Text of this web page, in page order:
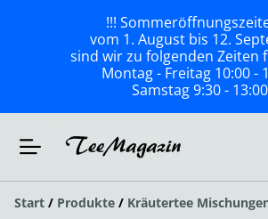
!!!
vom 1. August bis 12.
sind wir zu folgenden Zeiten
Montag - Freitag 10:00 -
Samstag 9:30 - 13:00
Start / Produkte / Kräutertee